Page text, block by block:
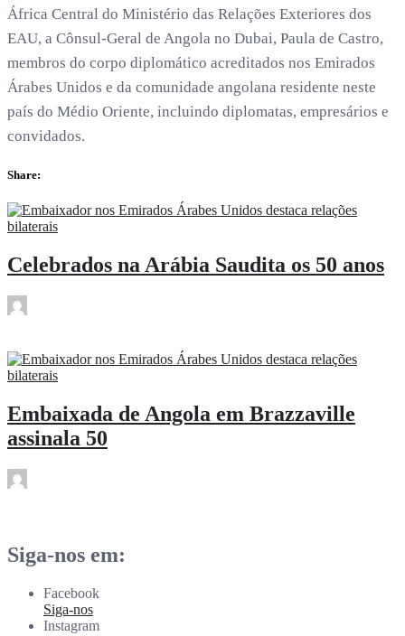
África Central do Ministério das Relações Exteriores dos
EAU, a Cônsul-Geral de Angola no Dubai, Paula de Castro,
membros do corpo diplomático acreditados nos Emirados
Árabes Unidos e da comunidade angolana residente neste
país do Médio Oriente, incluindo diplomatas, empresários e
convidados.
Share:
Celebrados na Arábia Saudita os 50 anos
Embaixada de Angola em Brazzaville
assinala 50
Siga-nos em:
Facebook
Siga-nos
Instagram